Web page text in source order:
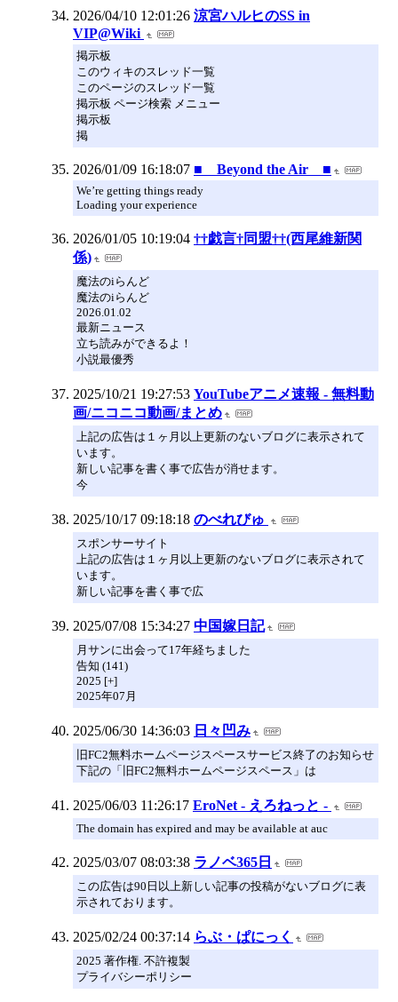
2026/04/10 12:01:26 涼宮ハルヒのSS in
VIP@Wiki
掲示板
このウィキのスレッド一覧
このページのスレッド一覧
掲示板 ページ検索 メニュー
掲示板
掲
2026/01/09 16:18:07 ■ Beyond the Air ■
We’re getting things ready
Loading your experience
2026/01/05 10:19:04 ††戯言†同盟††(西尾維新関
係)
魔法のiらんど
魔法のiらんど
2026.01.02
最新ニュース
立ち読みができるよ！
小説最優秀
2025/10/21 19:27:53 YouTubeアニメ速報 - 無料動
画/ニコニコ動画/まとめ
上記の広告は１ヶ月以上更新のないブログに表示されて
います。
新しい記事を書く事で広告が消せます。
今
2025/10/17 09:18:18 のべれびゅ
スポンサーサイト
上記の広告は１ヶ月以上更新のないブログに表示されて
います。
新しい記事を書く事で広
2025/07/08 15:34:27 中国嫁日記
月サンに出会って17年経ちました
告知 (141)
2025 [+]
2025年07月
2025/06/30 14:36:03 日々凹み
旧FC2無料ホームページスペースサービス終了のお知らせ
下記の「旧FC2無料ホームページスペース」は
2025/06/03 11:26:17 EroNet - えろねっと -
The domain has expired and may be available at auc
2025/03/07 08:03:38 ラノベ365日
この広告は90日以上新しい記事の投稿がないブログに表
示されております。
2025/02/24 00:37:14 らぶ・ぱにっく
2025 著作権. 不許複製
プライバシーポリシー